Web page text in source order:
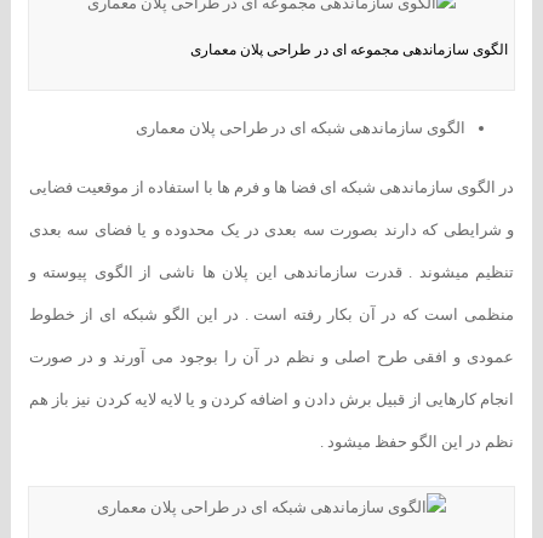
الگوی سازماندهی مجموعه ای در طراحی پلان معماری
الگوی سازماندهی شبکه ای در طراحی پلان معماری
در الگوی سازماندهی شبکه ای فضا ها و فرم ها با استفاده از موقعیت فضایی
و شرایطی که دارند بصورت سه بعدی در یک محدوده و یا فضای سه بعدی
تنظیم میشوند . قدرت سازماندهی این پلان ها ناشی از الگوی پیوسته و
منظمی است که در آن بکار رفته است . در این الگو شبکه ای از خطوط
عمودی و افقی طرح اصلی و نظم در آن را بوجود می آورند و در صورت
انجام کارهایی از قبیل برش دادن و اضافه کردن و یا لایه لایه کردن نیز باز هم
نظم در این الگو حفظ میشود .